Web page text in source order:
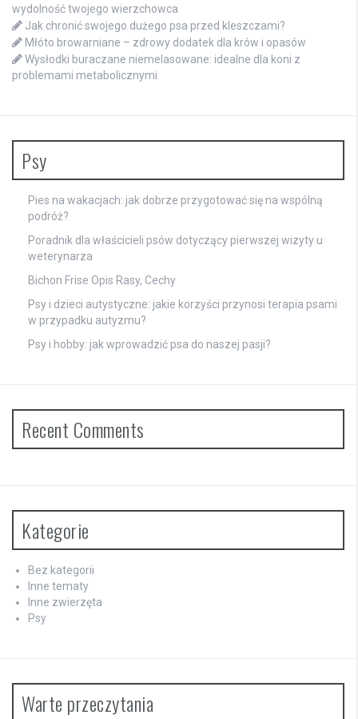
wydolność twojego wierzchowca
Jak chronić swojego dużego psa przed kleszczami?
Młóto browarniane – zdrowy dodatek dla krów i opasów
Wysłodki buraczane niemelasowane: idealne dla koni z
problemami metabolicznymi
Psy
Pies na wakacjach: jak dobrze przygotować się na wspólną
podróż?
Poradnik dla właścicieli psów dotyczący pierwszej wizyty u
weterynarza
Bichon Frise Opis Rasy, Cechy
Psy i dzieci autystyczne: jakie korzyści przynosi terapia psami
w przypadku autyzmu?
Psy i hobby: jak wprowadzić psa do naszej pasji?
Recent Comments
Kategorie
Bez kategorii
Inne tematy
Inne zwierzęta
Psy
Warte przeczytania